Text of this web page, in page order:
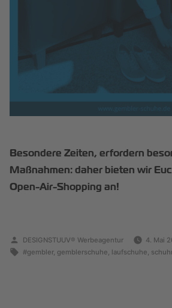
Besondere Zeiten, erfordern
Maßnahmen: daher bieten wir
Open-Air-Shopping an!
DESIGNSTUUV® Werbeagentur 4. Mai
#gembler, gemblerschuhe laufschuhe